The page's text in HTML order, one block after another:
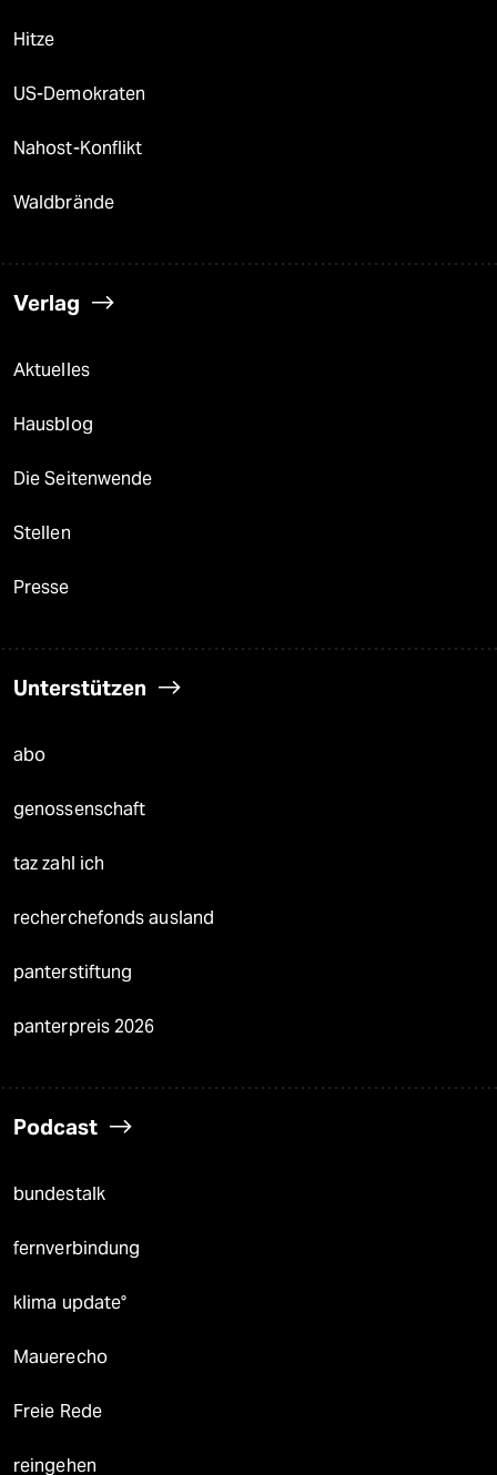
Hitze
US-Demokraten
Nahost-Konflikt
Waldbrände
Verlag
Aktuelles
Hausblog
Die Seitenwende
Stellen
Presse
Unterstützen
abo
genossenschaft
taz zahl ich
recherchefonds ausland
panterstiftung
panterpreis 2026
Podcast
bundestalk
fernverbindung
klima update°
Mauerecho
Freie Rede
reingehen